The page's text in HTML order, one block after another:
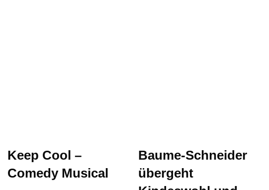
Keep Cool –
Comedy Musical
Baume-Schneider
übergeht